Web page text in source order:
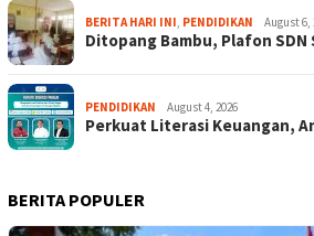
BERITA HARI INI, PENDIDIKAN August 6,
Ditopang Bambu, Plafon SDN
PENDIDIKAN August 4, 2026
Perkuat Literasi Keuangan,
BERITA POPULER